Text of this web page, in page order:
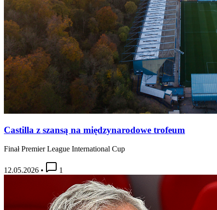
Castilla z szansą na międzynarodowe trofeum
Finał Premier League International Cup
12.05.2026 • 1